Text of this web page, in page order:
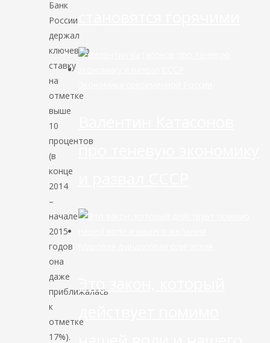
Банк
России
держал
ключевую
ставку
на
отметке
выше
10
процентов
(в
конце
2014
–
начале
2015
годов
она
даже
приближалась
к
отметке
17%).
про теневую экономику